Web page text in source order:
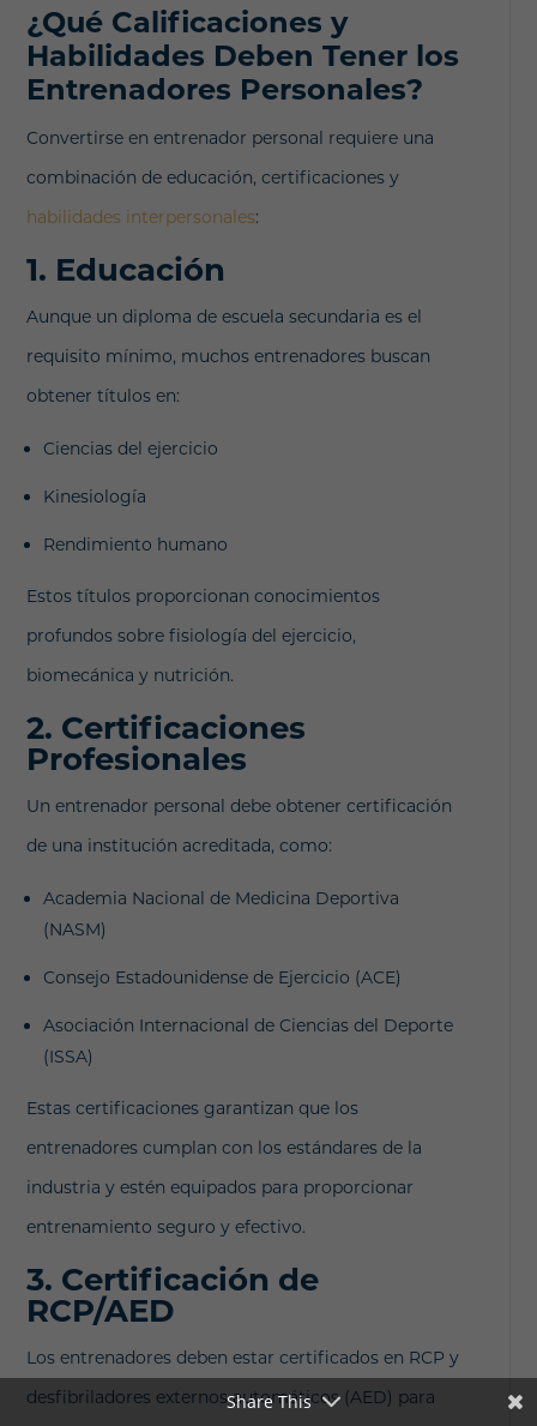
¿Qué Calificaciones y
Habilidades Deben Tener los
Entrenadores Personales?
Convertirse en entrenador personal requiere una
combinación de educación, certificaciones y
habilidades interpersonales:
1. Educación
Aunque un diploma de escuela secundaria es el
requisito mínimo, muchos entrenadores buscan
obtener títulos en:
Ciencias del ejercicio
Kinesiología
Rendimiento humano
Estos títulos proporcionan conocimientos
profundos sobre fisiología del ejercicio,
biomecánica y nutrición.
2. Certificaciones
Profesionales
Un entrenador personal debe obtener certificación
de una institución acreditada, como:
Academia Nacional de Medicina Deportiva
(NASM)
Consejo Estadounidense de Ejercicio (ACE)
Asociación Internacional de Ciencias del Deporte
(ISSA)
Estas certificaciones garantizan que los
entrenadores cumplan con los estándares de la
industria y estén equipados para proporcionar
entrenamiento seguro y efectivo.
3. Certificación de
RCP/AED
Los entrenadores deben estar certificados en RCP y
desfibriladores externos automáticos (AED) para
Share This